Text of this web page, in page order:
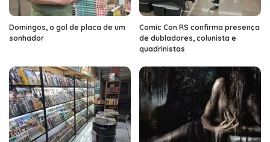
Domingos, o gol de placa de um
sonhador
Comic Con RS confirma presença
de dubladores, colunista e
quadrinistas